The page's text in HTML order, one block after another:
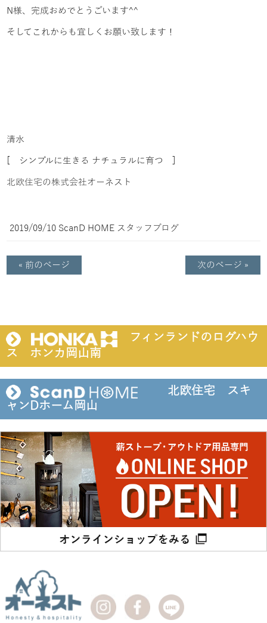
N様、完成おめでとうごいます^^
そしてこれからも宜しくお願い致します！
清水
[ シンプルに生きる ナチュラルに育つ ]
北欧住宅の株式会社オーネスト
2019/09/10 ScanD HOME スタッフブログ
« 前のページ 次のページ »
フィンランドのログハウ
ス ホンカ岡山南
北欧住宅 スキ
ャンDホーム岡山